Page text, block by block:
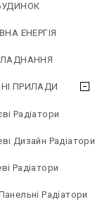
ЕНЕРГІЯ
ПРИЛАДИ
Радіатори
Дизайн Радіатори
Радіатори
Радіатори